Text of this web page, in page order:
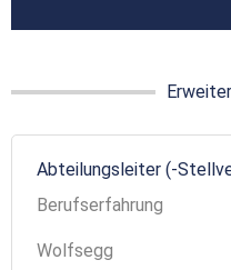
Abteilungsleiter (-
Berufserfahrung
Wolfsegg